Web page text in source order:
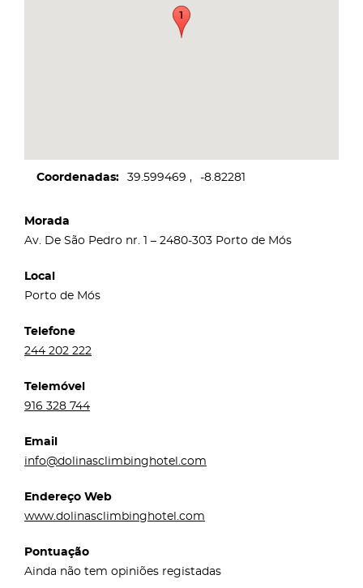
Coordenadas 39.599469 -8.82281
Morada
Av. De São Pedro nr. 1 – 2480-303 Porto de Mós
Local
Porto de Mós
Telefone
244 202 222
Telemóvel
916 328 744
Email
info@dolinasclimbinghotel.com
Endereço Web
www.dolinasclimbinghotel.com
Pontuação
Ainda não tem opiniões registadas